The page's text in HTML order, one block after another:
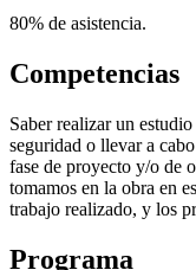
80% de asistencia.
Competencias
Saber realizar un
seguridad o llevar a
fase de proyecto y/o de
tomamos en la obra en
trabajo realizado, y los
Programa